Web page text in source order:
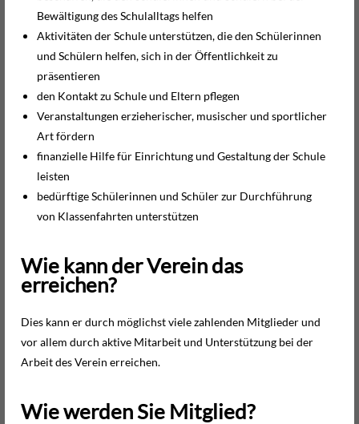
Bewältigung des Schulalltags helfen
Aktivitäten der Schule unterstützen, die den Schülerinnen
und Schülern helfen, sich in der Öffentlichkeit zu
präsentieren
den Kontakt zu Schule und Eltern pflegen
Veranstaltungen erzieherischer, musischer und sportlicher
Art fördern
finanzielle Hilfe für Einrichtung und Gestaltung der Schule
leisten
bedürftige Schülerinnen und Schüler zur Durchführung
von Klassenfahrten unterstützen
Wie kann der Verein das
erreichen?
Dies kann er durch möglichst viele zahlenden Mitglieder und
vor allem durch aktive Mitarbeit und Unterstützung bei der
Arbeit des Verein erreichen.
Wie werden Sie Mitglied?